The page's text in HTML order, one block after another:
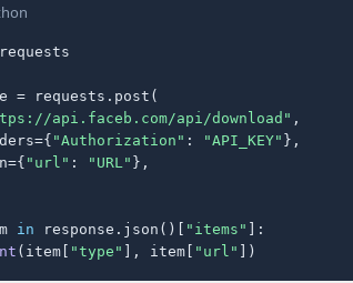
= requests.post(
api.faceb.com/api/download" ,
"Authorization" : "API_KEY" },
"url" : "URL" },
in response.json()[ "items" ]:
(item[ "type" ], item[ "url" ])